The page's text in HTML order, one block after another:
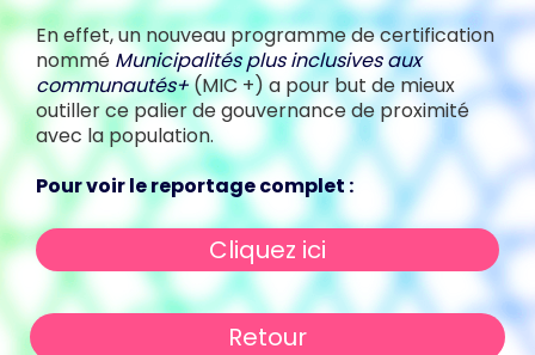
En effet, un nouveau programme de certification
nommé Municipalités plus inclusives aux
communautés+(MIC +) a pour but de mieux
outiller ce palier de gouvernance de proximité
avec la population.
Pour voir le reportage complet :
Cliquez ici
Retour